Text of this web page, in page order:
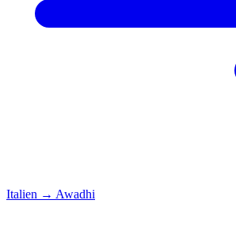
Italien → Awadhi